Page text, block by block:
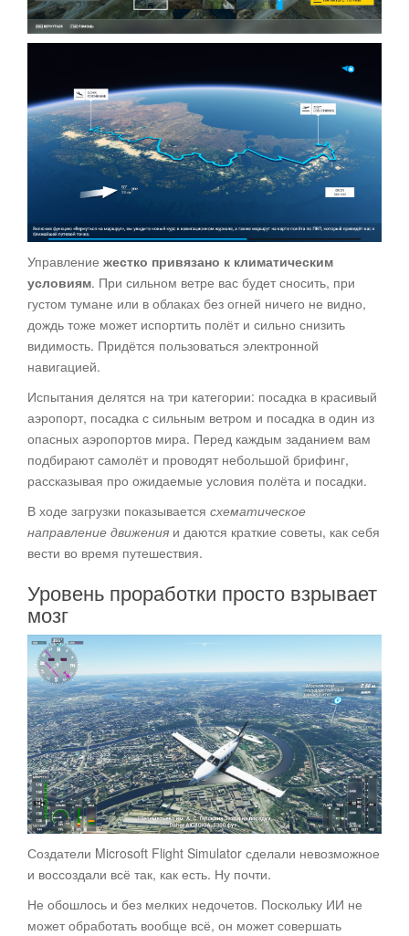
Управление жестко привязано к климатическим
условиям. При сильном ветре вас будет сносить, при
густом тумане или в облаках без огней ничего не видно,
дождь тоже может испортить полёт и сильно снизить
видимость. Придётся пользоваться электронной
навигацией.
Испытания делятся на три категории: посадка в красивый
аэропорт, посадка с сильным ветром и посадка в один из
опасных аэропортов мира. Перед каждым заданием вам
подбирают самолёт и проводят небольшой брифинг,
рассказывая про ожидаемые условия полёта и посадки.
В ходе загрузки показывается схематическое
направление движения и даются краткие советы, как себя
вести во время путешествия.
Уровень проработки просто взрывает
мозг
Создатели Microsoft Flight Simulator сделали невозможное
и воссоздали всё так, как есть. Ну почти.
Не обошлось и без мелких недочетов. Поскольку ИИ не
может обработать вообще всё, он может совершать